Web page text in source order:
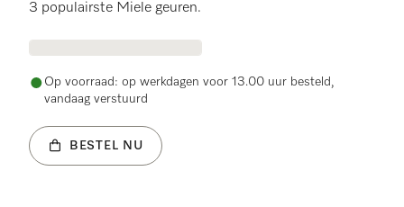
3 populairste Miele geuren.
Op voorraad: op werkdagen voor 13.00 uur besteld,
vandaag verstuurd
BESTEL NU